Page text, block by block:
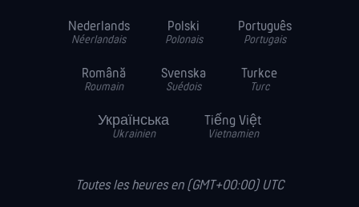
Nederlands
Néerlandais
Polski
Polonais
Português
Portugais
Română
Roumain
Svenska
Suédois
Turkce
Turc
Українська
Ukrainien
Tiếng Việt
Vietnamien
Toutes les heures en (GMT+00:00) UTC